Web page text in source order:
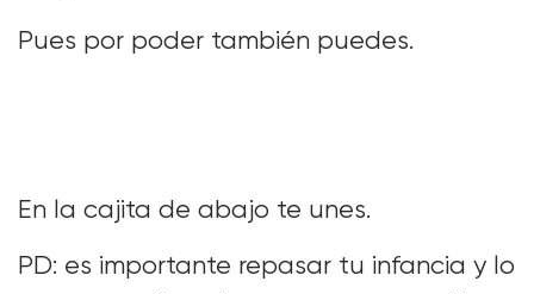
Pues por poder también puedes.
En la cajita de abajo te unes.
PD: es importante repasar tu infancia y lo